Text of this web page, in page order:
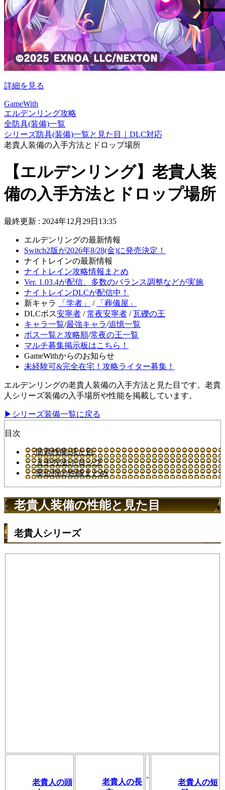
詳細を見る
GameWith
エルデンリング攻略
全防具(装備)一覧
シリーズ防具(装備)一覧と見た目｜DLC対応
老貴人装備の入手方法とドロップ場所
【エルデンリング】老貴人装
備の入手方法とドロップ場所
最終更新 : 2024年12月29日13:35
エルデンリングの最新情報
Switch2版が2026年8/28(金)に発売決定！
ナイトレインの最新情報
ナイトレイン攻略情報まとめ
Ver. 1.03.4が配信、多数のバランス調整などが実施
ナイトレインDLCが配信中！
新キャラ
「学者」 /
「葬儀屋」
DLCボス安寧者 /常夜安寧者 /瓦礫の王
キャラ一覧/最強キャラ/追憶一覧
ボス一覧と攻略順/常夜の王一覧
マルチ募集掲示板はこちら！
GameWithからのお知らせ
未経験可&完全在宅！攻略ライター募集！
エルデンリングの老貴人装備の入手方法と見た目です。老貴
人シリーズ装備の入手場所や性能を掲載しています。
▶シリーズ装備一覧に戻る
目次
防具性能/見た目
入手方法/ドロップ
部位別の性能まとめ
老貴人装備の性能と見た目
老貴人シリーズ
老貴人の頭
老貴人の長
-
老貴人の短